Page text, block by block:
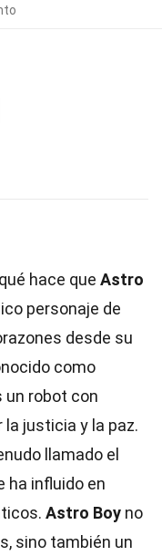
hace que Astro
personaje de
desde su
como
un robot con
la justicia y la paz.
llamado el
ha influido en
Astro Boy no
sino también un